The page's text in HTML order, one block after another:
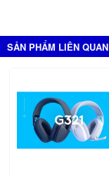
SẢN PHẨM LIÊN QUAN